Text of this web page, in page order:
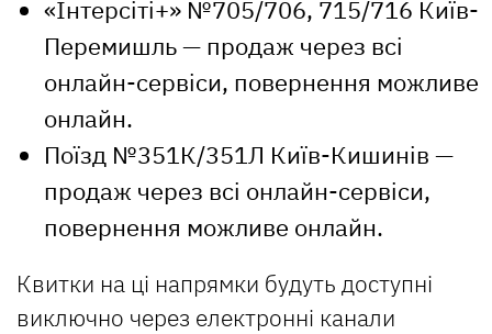
«Інтерсіті+» №705/706, 715/716 Київ-
Перемишль — продаж через всі
онлайн-сервіси, повернення можливе
онлайн.
Поїзд №351К/351Л Київ-Кишинів —
продаж через всі онлайн-сервіси,
повернення можливе онлайн.
Квитки на ці напрямки будуть доступні
виключно через електронні канали